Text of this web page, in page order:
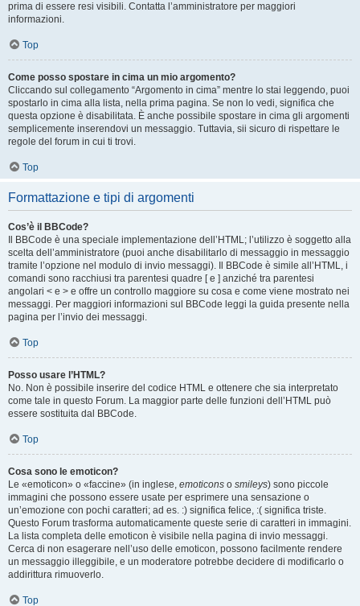
prima di essere resi visibili. Contatta l’amministratore per maggiori
informazioni.
Top
Come posso spostare in cima un mio argomento?
Cliccando sul collegamento “Argomento in cima” mentre lo stai leggendo, puoi
spostarlo in cima alla lista, nella prima pagina. Se non lo vedi, significa che
questa opzione è disabilitata. È anche possibile spostare in cima gli argomenti
semplicemente inserendovi un messaggio. Tuttavia, sii sicuro di rispettare le
regole del forum in cui ti trovi.
Top
Formattazione e tipi di argomenti
Cos’è il BBCode?
Il BBCode è una speciale implementazione dell’HTML; l’utilizzo è soggetto alla
scelta dell’amministratore (puoi anche disabilitarlo di messaggio in messaggio
tramite l’opzione nel modulo di invio messaggi). Il BBCode è simile all’HTML, i
comandi sono racchiusi tra parentesi quadre [ e ] anziché tra parentesi
angolari < e > e offre un controllo maggiore su cosa e come viene mostrato nei
messaggi. Per maggiori informazioni sul BBCode leggi la guida presente nella
pagina per l’invio dei messaggi.
Top
Posso usare l’HTML?
No. Non è possibile inserire del codice HTML e ottenere che sia interpretato
come tale in questo Forum. La maggior parte delle funzioni dell’HTML può
essere sostituita dal BBCode.
Top
Cosa sono le emoticon?
Le «emoticon» o «faccine» (in inglese, emoticons o smileys) sono piccole
immagini che possono essere usate per esprimere una sensazione o
un’emozione con pochi caratteri; ad es. :) significa felice, :( significa triste.
Questo Forum trasforma automaticamente queste serie di caratteri in immagini.
La lista completa delle emoticon è visibile nella pagina di invio messaggi.
Cerca di non esagerare nell’uso delle emoticon, possono facilmente rendere
un messaggio illeggibile, e un moderatore potrebbe decidere di modificarlo o
addirittura rimuoverlo.
Top